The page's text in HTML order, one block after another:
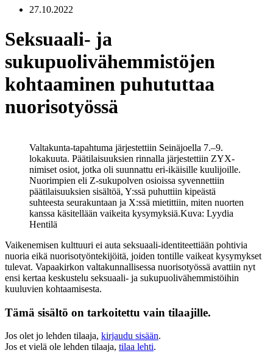
27.10.2022
Seksuaali- ja
sukupuolivähemmistöjen
kohtaaminen puhututtaa
nuorisotyössä
Valtakunta-tapahtuma järjestettiin Seinäjoella 7.–9.
lokakuuta. Päätilaisuuksien rinnalla järjestettiin ZYX-
nimiset osiot, jotka oli suunnattu eri-ikäisille kuulijoille.
Nuorimpien eli Z-sukupolven osioissa syvennettiin
päätilaisuuksien sisältöä, Y:ssä puhuttiin kipeästä
suhteesta seurakuntaan ja X:ssä mietittiin, miten nuorten
kanssa käsitellään vaikeita kysymyksiä.Kuva: Lyydia
Hentilä
Vaikenemisen kulttuuri ei auta seksuaali-identiteettiään pohtivia
nuoria eikä nuorisotyöntekijöitä, joiden tontille vaikeat kysymykset
tulevat. Vapaakirkon valtakunnallisessa nuorisotyössä avattiin nyt
ensi kertaa keskustelu seksuaali- ja sukupuolivähemmistöihin
kuuluvien kohtaamisesta.
Tämä sisältö on tarkoitettu vain tilaajille.
Jos olet jo lehden tilaaja, kirjaudu sisään.
Jos et vielä ole lehden tilaaja, tilaa lehti.